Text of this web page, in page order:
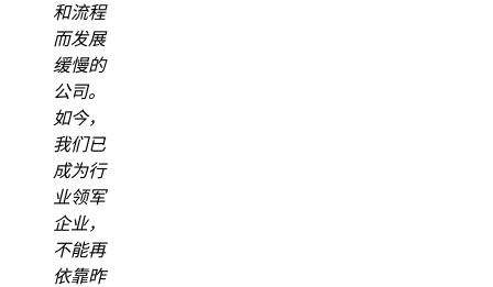
和流程
而发展
缓慢的
公司。
如今，
我们已
成为行
业领军
企业，
不能再
依靠昨